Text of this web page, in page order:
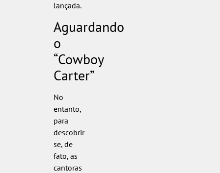
lançada.
Aguardando
o
“Cowboy
Carter”
No
entanto,
para
descobrir
se, de
fato, as
cantoras